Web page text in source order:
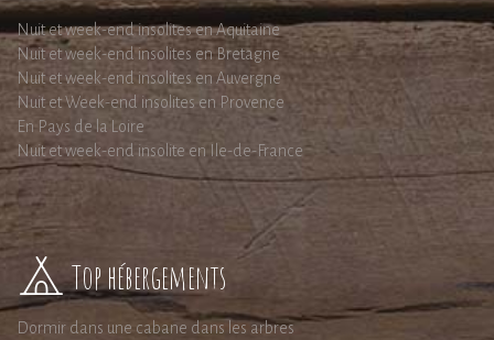
Nuit et week-end insolites en Aquitaine
Nuit et week-end insolites en Bretagne
Nuit et week-end insolites en Auvergne
Nuit et Week-end insolites en Provence
En Pays de la Loire
Nuit et week-end insolite en Ile-de-France
Top hébergements
Dormir dans une cabane dans les arbres